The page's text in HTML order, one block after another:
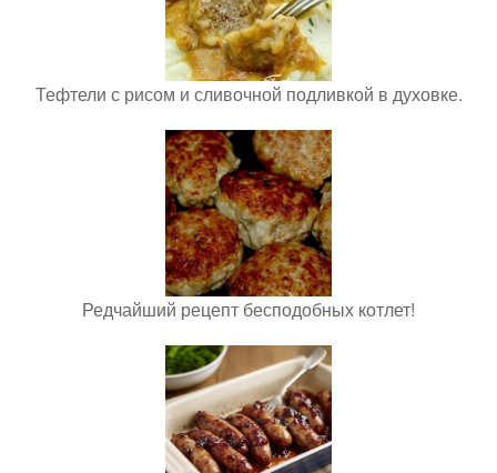
Тефтели с рисом и сливочной подливкой в духовке.
Редчайший рецепт бесподобных котлет!